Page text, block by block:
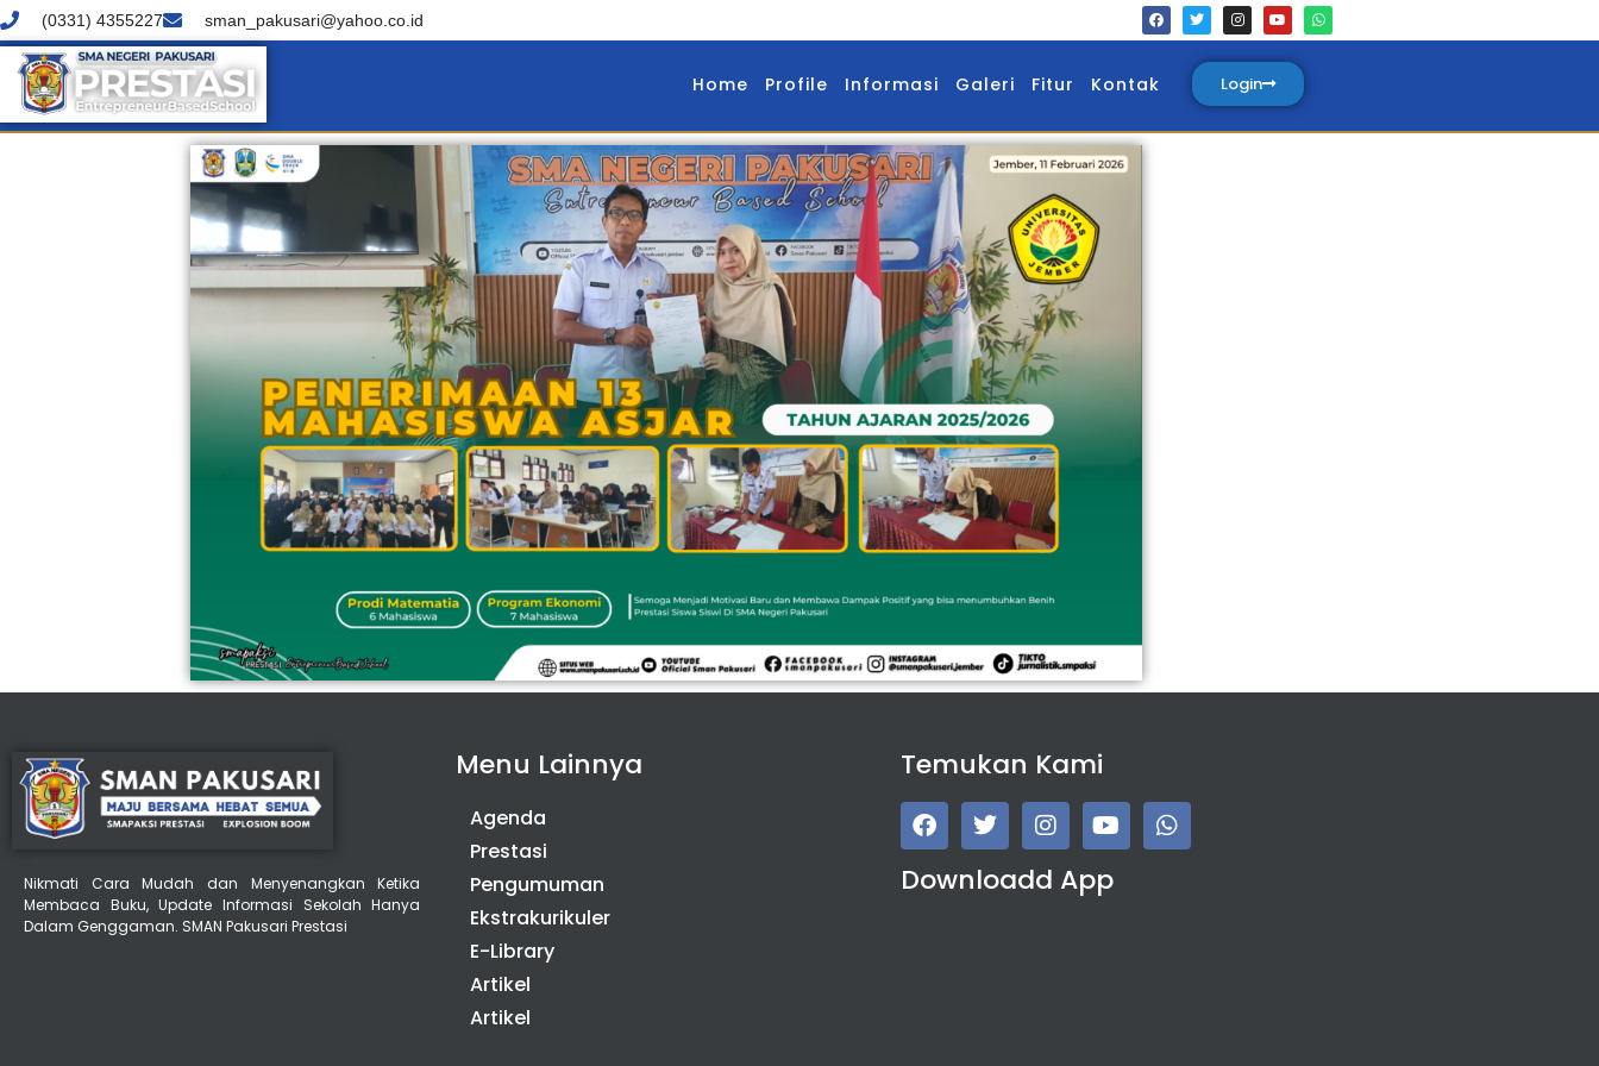
(0331) 4355227 sman_pakusari@yahoo.co.id
Home Profile Informasi Galeri Fitur Kontak Login
Nikmati Cara Mudah dan Menyenangkan Ketika
Membaca Buku, Update Informasi Sekolah Hanya
Dalam Genggaman. SMAN Pakusari Prestasi
Menu Lainnya
Agenda
Prestasi
Pengumuman
Ekstrakurikuler
E-Library
Artikel
Artikel
Temukan Kami
Downloadd App